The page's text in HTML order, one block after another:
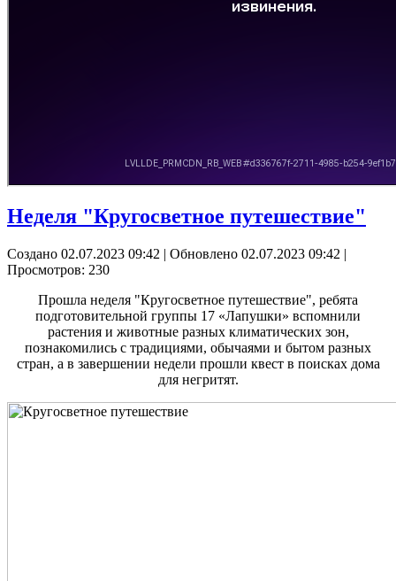
Неделя "Кругосветное путешествие"
Создано 02.07.2023 09:42 | Обновлено 02.07.2023 09:42 |
Просмотров: 230
Прошла неделя "Кругосветное путешествие", ребята
подготовительной группы 17 «Лапушки» вспомнили
растения и животные разных климатических зон,
познакомились с традициями, обычаями и бытом разных
стран, а в завершении недели прошли квест в поисках дома
для негритят.